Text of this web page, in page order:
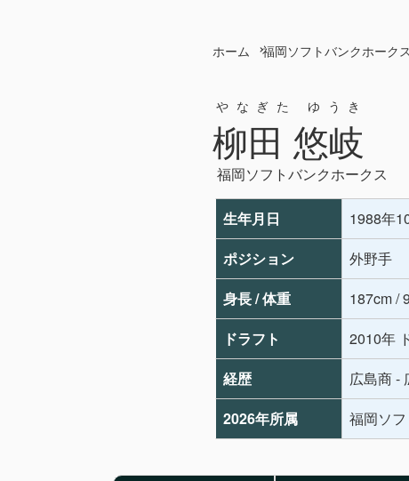
ホーム 福岡ソフトバンクホークス
柳田 悠岐
やなぎた ゆうき
福岡ソフトバンクホークス
生年月日 1988年
ポジション
外野手
身長 / 体重
187cm /
ドラフト
2010年
経歴
広島商 -
2026年所属
福岡ソ